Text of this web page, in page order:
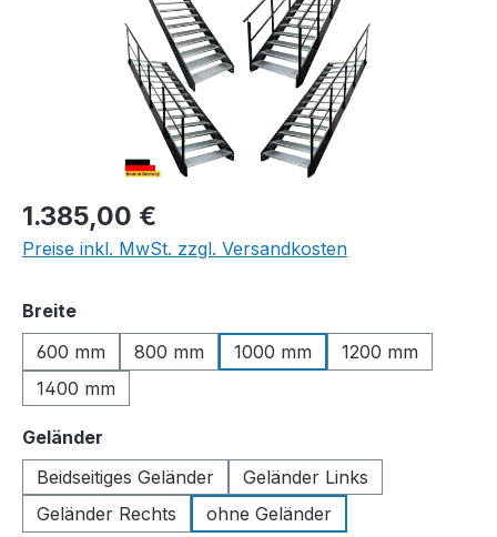
Regulärer Preis:
1.385,00 €
Preise inkl. MwSt. zzgl. Versandkosten
Breiteauswählen
600 mm
800 mm 1000 mm
1200 mm
1400 mm
Geländer
Beidseitiges Geländer
Geländer Links
Geländer Rechts
ohne Geländer